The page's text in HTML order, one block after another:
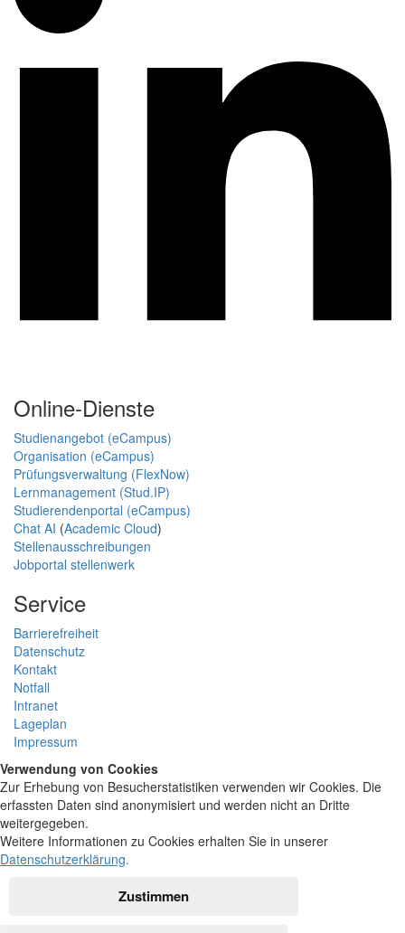
Online-Dienste
Studienangebot (eCampus)
Organisation (eCampus)
Prüfungsverwaltung (FlexNow)
Lernmanagement (Stud.IP)
Studierendenportal (eCampus)
Chat AI (Academic Cloud)
Stellenausschreibungen
Jobportal stellenwerk
Service
Barrierefreiheit
Datenschutz
Kontakt
Notfall
Intranet
Lageplan
Impressum
Verwendung von Cookies
Zur Erhebung von Besucherstatistiken verwenden wir Cookies. Die
erfassten Daten sind anonymisiert und werden nicht an Dritte
weitergegeben.
Weitere Informationen zu Cookies erhalten Sie in unserer
Datenschutzerklärung.
Zustimmen